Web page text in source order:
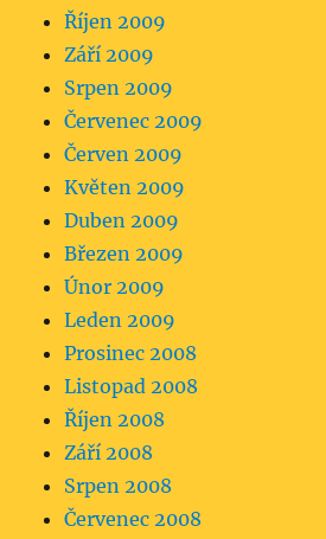
Říjen 2009
Září 2009
Srpen 2009
Červenec 2009
Červen 2009
Květen 2009
Duben 2009
Březen 2009
Únor 2009
Leden 2009
Prosinec 2008
Listopad 2008
Říjen 2008
Září 2008
Srpen 2008
Červenec 2008